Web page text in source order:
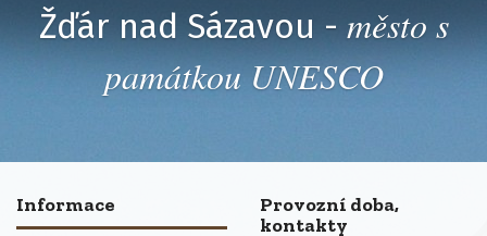
Žďár nad Sázavou - město s
památkou UNESCO
Informace
Provozní doba,
kontakty